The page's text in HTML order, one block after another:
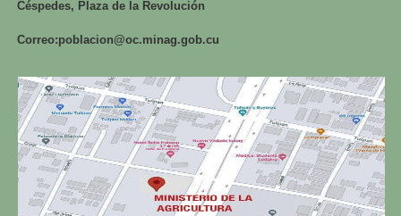
Céspedes, Plaza de la Revolución
Correo:poblacion@oc.minag.gob.cu